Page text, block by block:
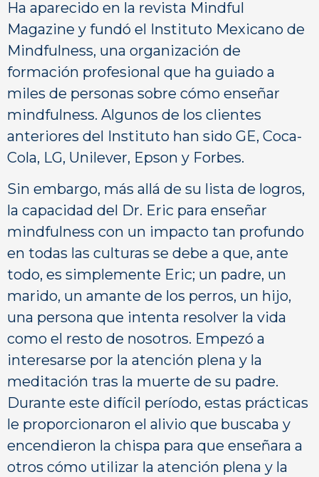
Ha aparecido en la revista Mindful
Magazine y fundó el Instituto Mexicano de
Mindfulness, una organización de
formación profesional que ha guiado a
miles de personas sobre cómo enseñar
mindfulness. Algunos de los clientes
anteriores del Instituto han sido GE, Coca-
Cola, LG, Unilever, Epson y Forbes.
Sin embargo, más allá de su lista de logros,
la capacidad del Dr. Eric para enseñar
mindfulness con un impacto tan profundo
en todas las culturas se debe a que, ante
todo, es simplemente Eric; un padre, un
marido, un amante de los perros, un hijo,
una persona que intenta resolver la vida
como el resto de nosotros. Empezó a
interesarse por la atención plena y la
meditación tras la muerte de su padre.
Durante este difícil período, estas prácticas
le proporcionaron el alivio que buscaba y
encendieron la chispa para que enseñara a
otros cómo utilizar la atención plena y la